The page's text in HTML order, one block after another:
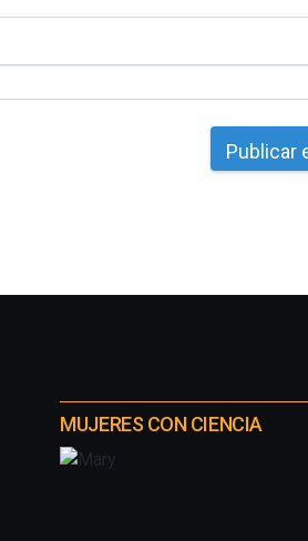
MUJERES CON CIENCIA